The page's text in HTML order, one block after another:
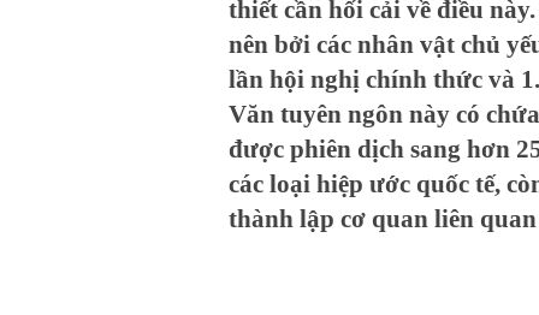
thiết cần hối cải về điều
nên bởi các nhân vật chủ
lần hội nghị chính thức và
Văn tuyên ngôn này có
được phiên dịch sang hơn
các loại hiệp ước quốc tế,
thành lập cơ quan liên